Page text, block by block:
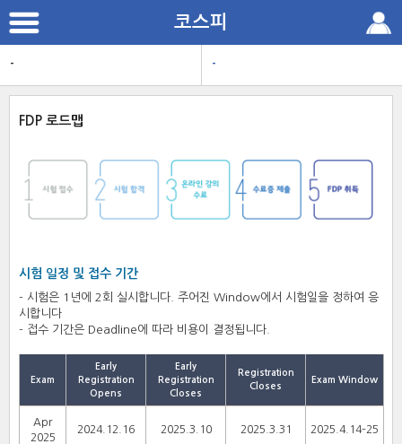
문
로
코스피
- -
FDP 로드맵
시험 일정 및 접수 기간
- 시험은 1년에 2회 실시합니다. 주어진 Window에서 시험일을 정하여 응
시합니다
- 접수 기간은 Deadline에 따라 비용이 결정됩니다.
Exam
Early
Registration
Opens
Early
Registration
Closes
Registration
Closes
Exam Window
Apr
2025
2024.12.16 2025.3.10 2025.3.31 2025.4.14–25